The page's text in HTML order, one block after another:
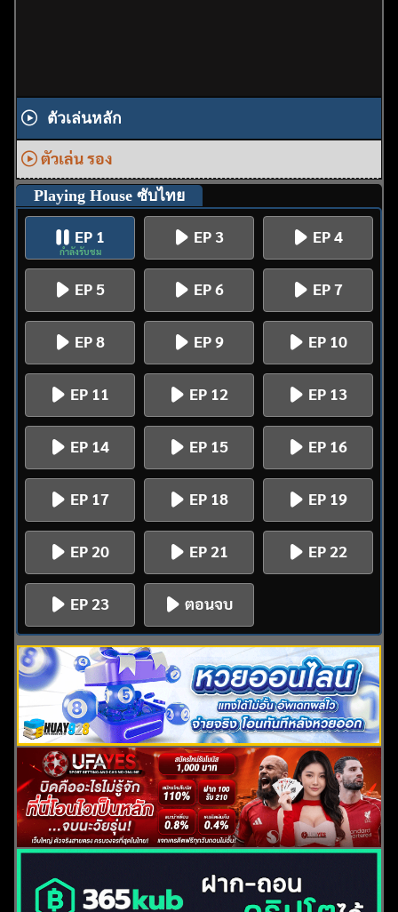
ตัวเล่นหลัก
ตัวเล่น รอง
Playing House ซับไทย
EP 1
กำลังรับชม
EP 3 EP 4
EP 5 EP 6 EP 7
EP 8 EP 9 EP 10
EP 11 EP 12 EP 13
EP 14 EP 15 EP 16
EP 17 EP 18 EP 19
EP 20 EP 21 EP 22
EP 23 ตอนจบ